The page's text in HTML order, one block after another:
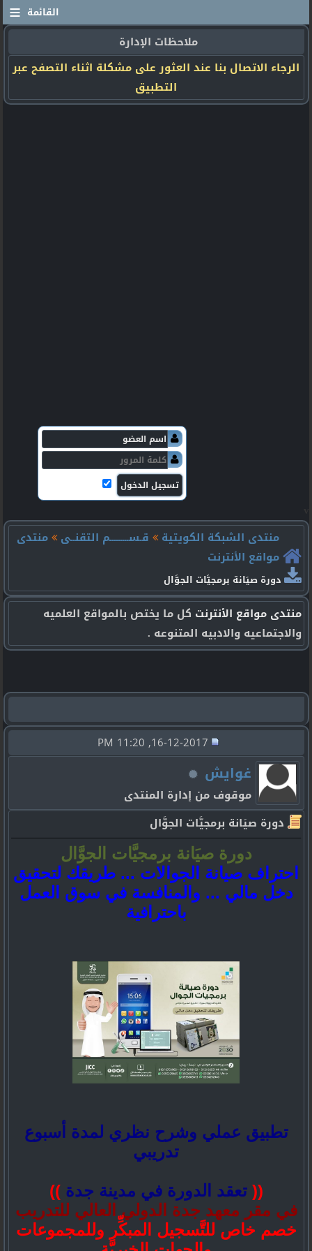
≡ القائمة
ملاحظات الإدارة
الرجاء الاتصال بنا عند العثور على مشكلة اثناء التصفح عبر
التطبيق
منتدى الشبكة الكويتية
قـســـــــــم التقنــى
منتدى
مواقع الأنترنت
دورة صيَانة برمجيَّات الجوَّال
منتدى مواقع الأنترنت كل ما يختص بالمواقع العلميه
والاجتماعيه والادبيه المتنوعه .
غوايش
موقوف من إدارة المنتدى
دورة صيَانة برمجيَّات الجوَّال
دورة صيَانة برمجيَّات الجوَّال
احتراف صيانة الجوالات ... طريقك لتحقيق
دخل مالي ... والمنافسة في سوق العمل
باحترافية
تطبيق عملي وشرح نظري لمدة أسبوع
تدريبي
(( تعقد الدورة في مدينة جدة))
في مقر معهد جدة الدولي العالي للتدريب
خصم خاص للتَّسجيل المبكِّر وللمجموعات